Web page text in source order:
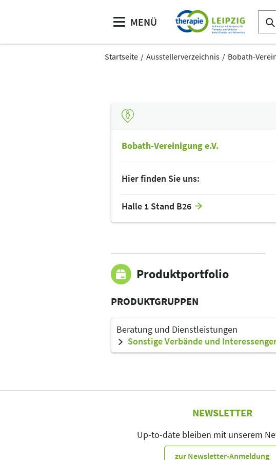
MENÜ
Startseite Ausstellerverzeichnis Bobath-
Bobath-Vereinigung e.V.
Hier finden Sie uns:
Halle 1 Stand B26
Produktportfolio
PRODUKTGRUPPEN
Beratung und Dienstleistungen
Sonstige Verbände und
NEWSLETTER
Up-to-date bleiben mit unserem
zur Newsletter-Anmeldung